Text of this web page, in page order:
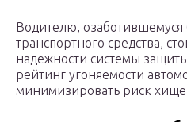
Водителю, озаботившемуся
транспортного средства,
надежности системы
рейтинг угоняемости
минимизировать риск